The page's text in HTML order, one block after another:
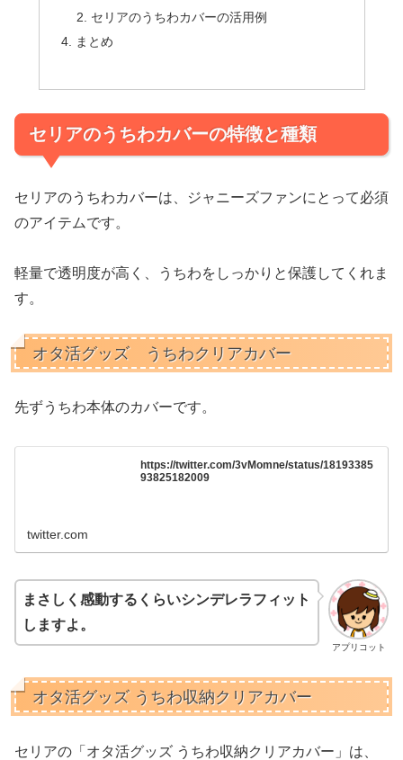
セリアのうちわカバーの活用例
まとめ
セリアのうちわカバーの特徴と種類
セリアのうちわカバーは、ジャニーズファンにとって必須
のアイテムです。
軽量で透明度が高く、うちわをしっかりと保護してくれま
す。
オタ活グッズ うちわクリアカバー
先ずうちわ本体のカバーです。
https://twitter.com/3vMomne/status/18193385
93825182009
twitter.com
アプリコット
まさしく感動するくらいシンデレラフィット
しますよ。
オタ活グッズ うちわ収納クリアカバー
セリアの「オタ活グッズ うちわ収納クリアカバー」は、